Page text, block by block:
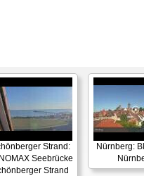
Strand:
Seebrücke
Strand
Nürnberg: